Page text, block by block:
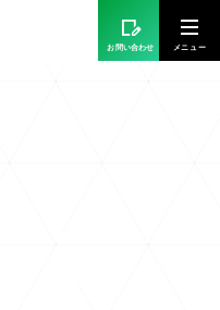
お問い合わせ